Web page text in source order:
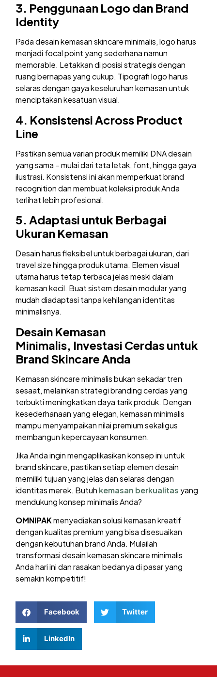
3. Penggunaan Logo dan Brand
Identity
Pada desain kemasan skincare minimalis, logo harus
menjadi focal point yang sederhana namun
memorable. Letakkan di posisi strategis dengan
ruang bernapas yang cukup. Tipografi logo harus
selaras dengan gaya keseluruhan kemasan untuk
menciptakan kesatuan visual.
4. Konsistensi Across Product
Line
Pastikan semua varian produk memiliki DNA desain
yang sama – mulai dari tata letak, font, hingga gaya
ilustrasi. Konsistensi ini akan memperkuat brand
recognition dan membuat koleksi produk Anda
terlihat lebih profesional.
5.Adaptasi untuk Berbagai
Ukuran Kemasan
Desain harus fleksibel untuk berbagai ukuran, dari
travel size hingga produk utama. Elemen visual
utama harus tetap terbaca jelas meski dalam
kemasan kecil. Buat sistem desain modular yang
mudah diadaptasi tanpa kehilangan identitas
minimalisnya.
Desain Kemasan
Minimalis, Investasi Cerdas untuk
Brand Skincare Anda
Kemasan skincare minimalis bukan sekadar tren
sesaat, melainkan strategi branding cerdas yang
terbukti meningkatkan daya tarik produk. Dengan
kesederhanaan yang elegan, kemasan minimalis
mampu menyampaikan nilai premium sekaligus
membangun kepercayaan konsumen.
Jika Anda ingin mengaplikasikan konsep ini untuk
brand skincare, pastikan setiap elemen desain
memiliki tujuan yang jelas dan selaras dengan
identitas merek. Butuh kemasan berkualitas yang
mendukung konsep minimalis Anda?
OMNIPAKmenyediakan solusi kemasan kreatif
dengan kualitas premium yang bisa disesuaikan
dengan kebutuhan brand Anda. Mulailah
transformasi desain kemasan skincare minimalis
Anda hari ini dan rasakan bedanya di pasar yang
semakin kompetitif!
Facebook Twitter
LinkedIn